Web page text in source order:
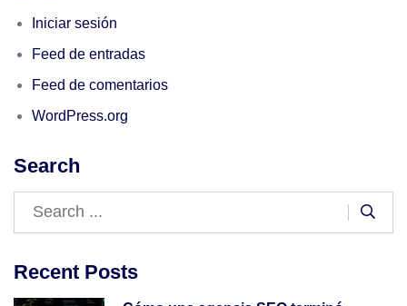
Iniciar sesión
Feed de entradas
Feed de comentarios
WordPress.org
Search
Recent Posts